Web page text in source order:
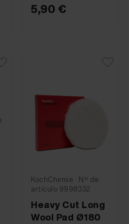
5,90 €
KochChemie · Nº de
artículo 9998332
Heavy Cut Long
Wool Pad Ø180